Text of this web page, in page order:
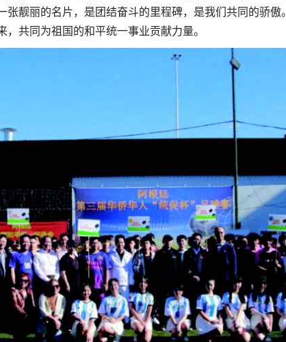
张靓丽的名片，是团结奋斗的里程碑，是我们共同的骄
共同为祖国的和平统一事业贡献力量。